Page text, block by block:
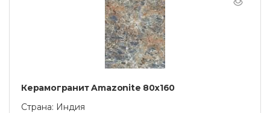
Керамогранит Amazonite 80х160
Страна: Индия